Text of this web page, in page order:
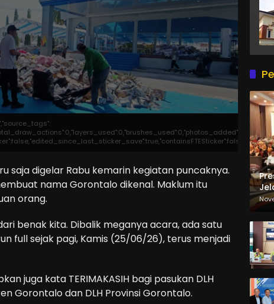
saja digelar Rabu kemarin kegiatan puncaknya.
nama Gorontalo dikenal. Maklum itu
orang.
benak kita. Dibalik meganya acara, ada satu
full sejak pagi, Kamis (25/06/26), terus menjadi
juga kata TERIMAKASIH bagi pasukan DLH
Gorontalo dan DLH Provinsi Gorontalo.